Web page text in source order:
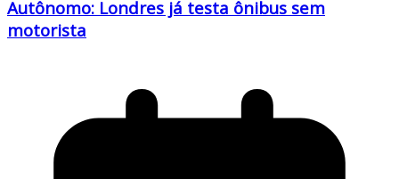
Autônomo: Londres já testa ônibus sem
motorista